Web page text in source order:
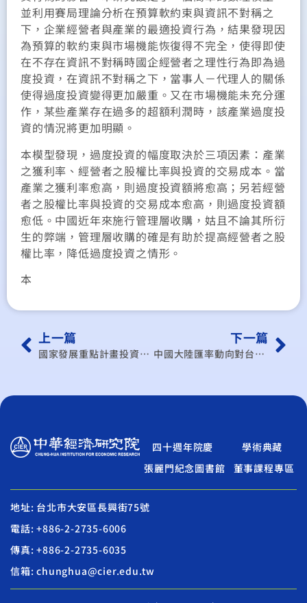
並利用賽局理論分析在預算軟約束與資訊不對稱之
下，企業經營者與產業的最適投資行為，結果發現因
為預算的軟約束與市場機能恢復得不完全，使得即使
在不存在資訊不對稱時國企經營者之理性行為即為過
度投資，在資訊不對稱之下，當事人－代理人的關係
使得過度投資變得更加嚴重。又在市場機能未充分運
作，某些產業存在過多的超額利潤時，該產業過度投
資的情況將更加明顯。
本模型發現，過度投資的幅度取決於三項因素：產業
之獲利率、經營者之股權比率與投資的交易成本。當
產業之獲利率愈高，則過度投資額將愈高；另若經營
者之股權比率與投資的交易成本愈高，則過度投資額
愈低。中國近年來施行管理層收購，姑且不論其所衍
生的弊端，管理層收購的確是有助於提高經營者之股
權比率，降低過度投資之情形。
本
上一篇
國家發展重點計畫投資效益之評估─以觀光客倍增計畫為例
下一篇
中國大陸匯率動向對台灣經濟之影響
四十週年院慶
學術典藏
張麗門紀念圖書館
董事課程專區
地址: 台北市大安區長興街75號
電話: +886-2-2735-6006
傳真: +886-2-2735-6035
信箱: chunghua@cier.edu.tw